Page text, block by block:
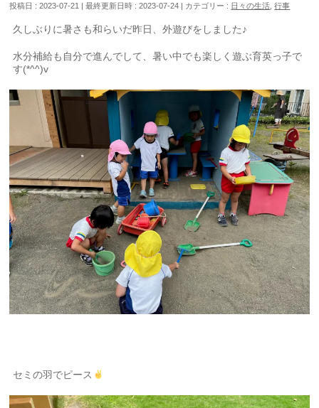
投稿日 : 2023-07-21 最終更新日時 : 2023-07-24 カテゴリー : 日々の生活 ,行事
久しぶりに暑さも和らいだ昨日、外遊びをしました♪
水分補給も自分で進んでして、暑い中でも楽しく遊ぶ育英っ子で
す(*^^)v
セミの羽でピース